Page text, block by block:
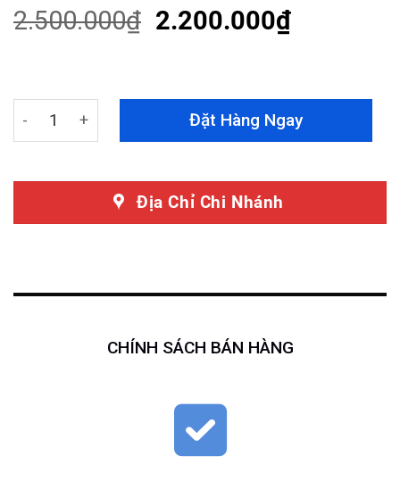
customer
ratings
2.500.000₫ 2.200.000₫
Mặt Ca Lăng Hyundai Accent 2023 quantity
Đặt Hàng Ngay
Địa Chỉ Chi Nhánh
CHÍNH SÁCH BÁN HÀNG